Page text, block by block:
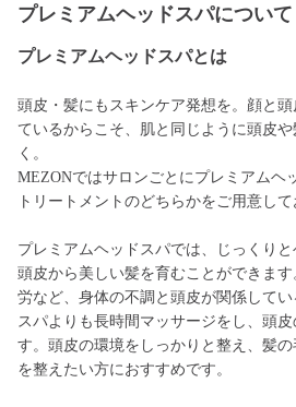
プレミアムヘッドスパについて
プレミアムヘッドスパとは
頭皮・髪にもスキンケア発想を。顔と
ているからこそ、肌と同じように頭皮
く。
MEZONではサロンごとにプレミアムヘ
トリートメントのどちらかをご用意して
プレミアムヘッドスパでは、じっくり
頭皮から美しい髪を育むことができま
労など、身体の不調と頭皮が関係して
スパよりも長時間マッサージをし、頭
す。頭皮の環境をしっかりと整え、髪
を整えたい方におすすめです。